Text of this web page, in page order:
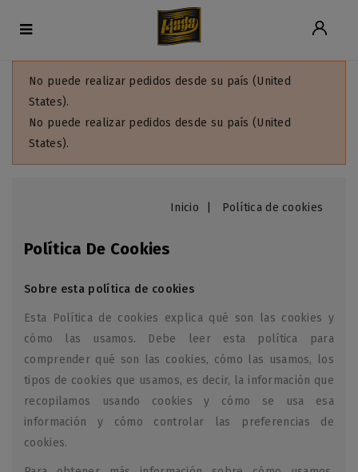
No puede realizar pedidos desde su país (United
States).
No puede realizar pedidos desde su país (United
States).
Inicio Política de cookies
Política De Cookies
Sobre esta política de cookies
Esta Política de cookies explica qué son las cookies y
cómo las usamos. Debe leer esta política para
comprender qué son las cookies, cómo las usamos, los
tipos de cookies que usamos, es decir, la información que
recopilamos usando cookies y cómo se usa esa
información y cómo controlar las preferencias de
cookies.